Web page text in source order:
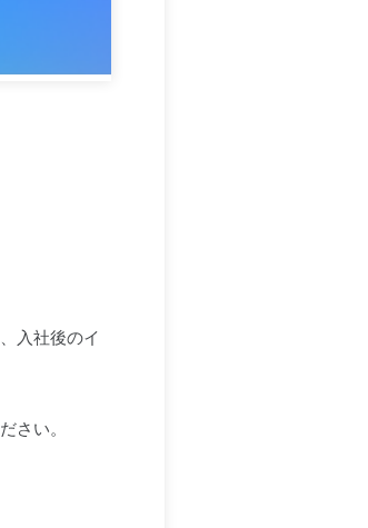
入社後のイ
さい。